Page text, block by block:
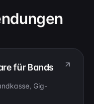
für Bands
Gig-